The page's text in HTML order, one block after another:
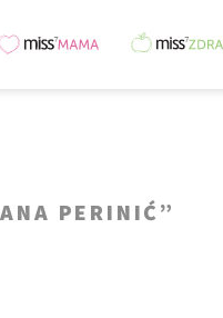
PERINIĆ”